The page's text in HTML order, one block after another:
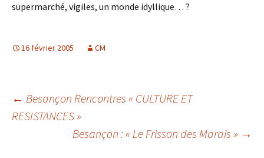
supermarché, vigiles, un monde idyllique… ?
16 février 2005 CM
Navigation
← Besançon Rencontres « CULTURE ET
RESISTANCES »
Besançon : « Le Frisson des Marais » →